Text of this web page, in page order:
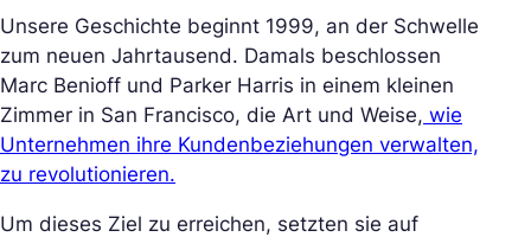
Unsere Geschichte beginnt 1999, an der Schwelle
zum neuen Jahrtausend. Damals beschlossen
Marc Benioff und Parker Harris in einem kleinen
Zimmer in San Francisco, die Art und Weise, wie
Unternehmen ihre Kundenbeziehungen verwalten,
zu revolutionieren.
Um dieses Ziel zu erreichen, setzten sie auf